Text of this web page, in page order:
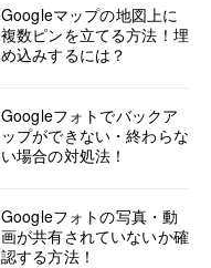
Googleマップの地図上に
複数ピンを立てる方法！埋
め込みするには？
Googleフォトでバックア
ップができない・終わらな
い場合の対処法！
Googleフォトの写真・動
画が共有されていないか確
認する方法！